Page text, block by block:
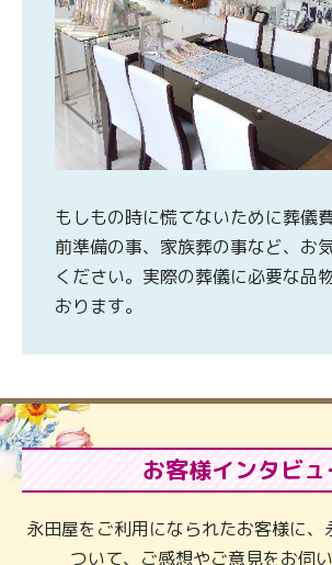
もしもの時に慌てないために葬儀
前準備の事、家族葬の事など、お
ください。実際の葬儀に必要な品
おります。
お客様インタビュ
永田屋をご利用になられたお客様に、
ついて、ご感想やご意見をお伺い